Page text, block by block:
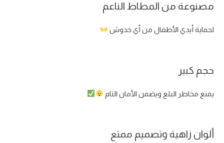
مصنوعة من المطاط الناعم
لحماية أيدي الأطفال من أي خدوش
حجم كبير
يمنع مخاطر البلع ويضمن الأمان التام
ألوان زاهية وتصميم ممتع